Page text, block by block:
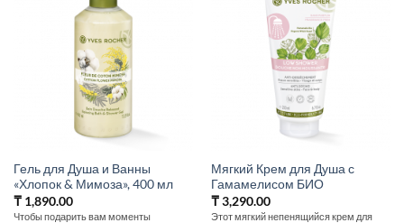
Гель для Душа и Ванны
«Хлопок & Мимоза», 400 мл
₸1,890.00
Чтобы подарить вам моменты
Мягкий Крем для Душа с
Гамамелисом БИО
₸3,290.00
Этот мягкий непенящийся крем для